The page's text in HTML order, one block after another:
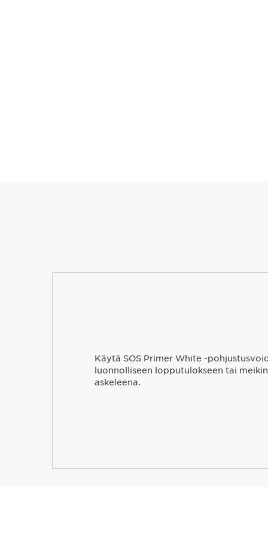
Käytä SOS Primer White -
luonnolliseen lopputulokseen tai
askeleena.